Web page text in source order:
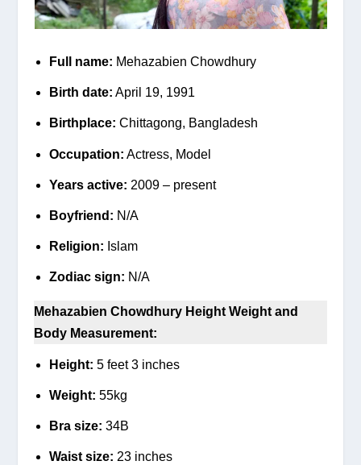
Full name: Mehazabien Chowdhury
Birth date: April 19, 1991
Birthplace: Chittagong, Bangladesh
Occupation: Actress, Model
Years active: 2009 – present
Boyfriend: N/A
Religion: Islam
Zodiac sign: N/A
Mehazabien Chowdhury Height Weight and
Body Measurement:
Height: 5 feet 3 inches
Weight: 55kg
Bra size: 34B
Waist size: 23 inches